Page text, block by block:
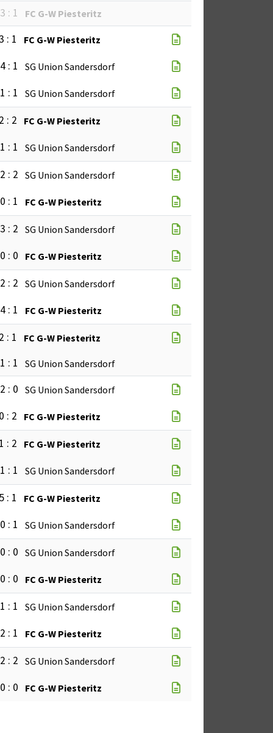
3 : 1 FC G-W Piesteritz
: 1 FC G-W Piesteritz
4 : 1 SG Union Sandersdorf
1 : 1 SG Union Sandersdorf
2 : 2 FC G-W Piesteritz
1 : 1 SG Union Sandersdorf
2 : 2 SG Union Sandersdorf
0 : 1 FC G-W Piesteritz
3 : 2 SG Union Sandersdorf
0 : 0 FC G-W Piesteritz
2 : 2 SG Union Sandersdorf
4 : 1 FC G-W Piesteritz
2 : 1 FC G-W Piesteritz
1 : 1 SG Union Sandersdorf
2 : 0 SG Union Sandersdorf
0 : 2 FC G-W Piesteritz
1 : 2 FC G-W Piesteritz
1 : 1 SG Union Sandersdorf
5 : 1 FC G-W Piesteritz
0 : 1 SG Union Sandersdorf
0 : 0 SG Union Sandersdorf
0 : 0 FC G-W Piesteritz
1 : 1 SG Union Sandersdorf
2 : 1 FC G-W Piesteritz
2 : 2 SG Union Sandersdorf
0 : 0 FC G-W Piesteritz